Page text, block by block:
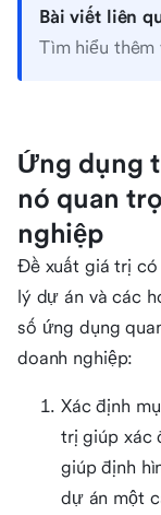
Bài viết liên
Tìm hiểu thêm
Ứng dụng
nó quan
nghiệp
Đề xuất giá trị
lý dự án và các
số ứng dụng
doanh nghiệp:
Xác định
trị giúp xác
giúp định
dự án một